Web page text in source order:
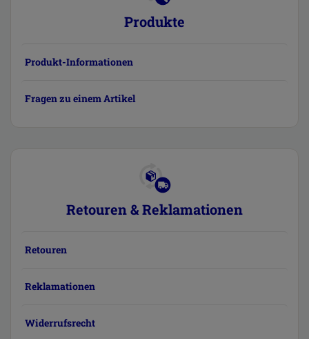
Produkte
Produkt-Informationen
Fragen zu einem Artikel
Retouren & Reklamationen
Retouren
Reklamationen
Widerrufsrecht